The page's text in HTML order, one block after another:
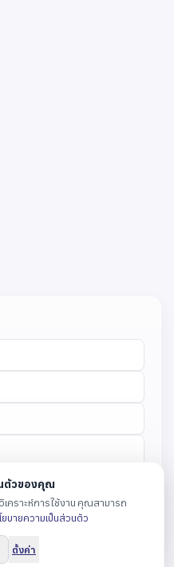
ตัวของคุณ
คราะห์การใช้งาน คุณสามารถ
ยบายความเป็นส่วนตัว
ตั้งค่า